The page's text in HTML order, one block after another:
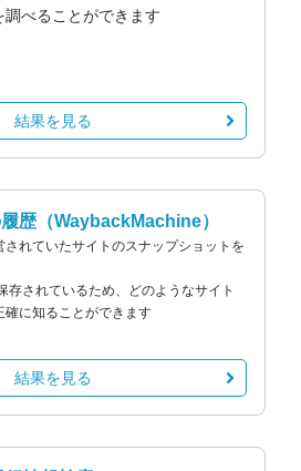
べることができます
結果を見る
歴（WaybackMachine）
れていたサイトのスナップショットを
存されているため、どのようなサイト
に知ることができます
結果を見る